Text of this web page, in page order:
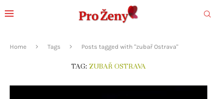
Home Tags Posts tagged with "zubař Ostrava"
TAG: ZUBAŘ OSTRAVA